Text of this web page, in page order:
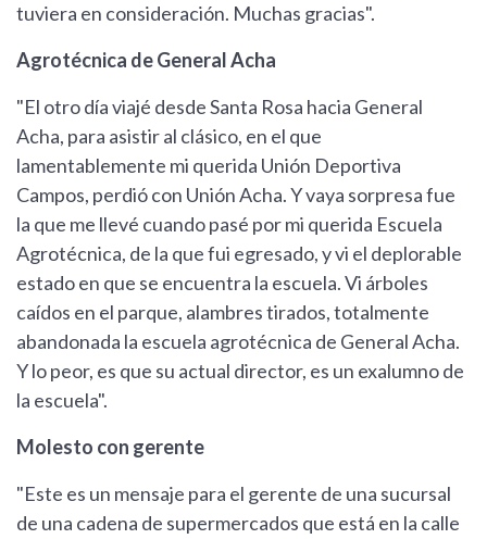
tuviera en consideración. Muchas gracias".
Agrotécnica de General Acha
"El otro día viajé desde Santa Rosa hacia General
Acha, para asistir al clásico, en el que
lamentablemente mi querida Unión Deportiva
Campos, perdió con Unión Acha. Y vaya sorpresa fue
la que me llevé cuando pasé por mi querida Escuela
Agrotécnica, de la que fui egresado, y vi el deplorable
estado en que se encuentra la escuela. Vi árboles
caídos en el parque, alambres tirados, totalmente
abandonada la escuela agrotécnica de General Acha.
Y lo peor, es que su actual director, es un exalumno de
la escuela".
Molesto con gerente
"Este es un mensaje para el gerente de una sucursal
de una cadena de supermercados que está en la calle